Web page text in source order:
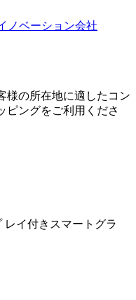
ノベーション会社
様の所在地に適したコン
ピングをご利用くださ
レイ付きスマートグラ